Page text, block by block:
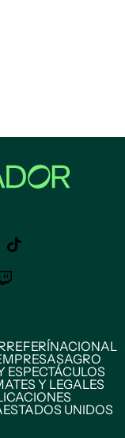
REFERÍNACIONAL
AGRO
ESPECTÁCULOS
Y LEGALES
ESTADOS UNIDOS